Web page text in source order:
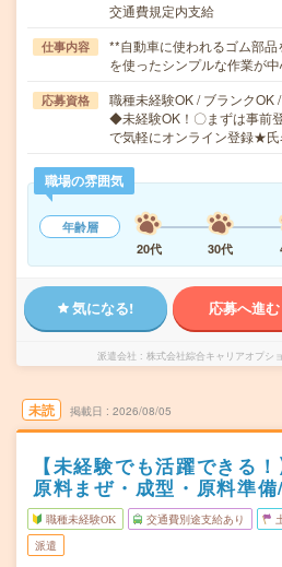
交通費規定内支給
仕事内容
**自動車に使われるゴム部
を使ったシンプルな作業が
応募資格
職種未経験OK / ブランクOK
◆未経験OK！〇まずは事前
で気軽にオンライン登録★
職場の雰囲気
年齢層
20代
30代
気になる! 応募へ進む
派遣会社 株式会社綜合キャリアオプシ
未読 掲載日 2026/08/05
【未経験でも活躍できる
原料まぜ・成型・原料準
職種未経験OK 交通費別途支給あり
派遣